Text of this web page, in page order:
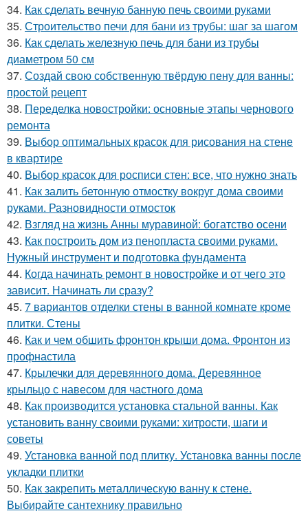
34. Как сделать вечную банную печь своими руками
35. Строительство печи для бани из трубы: шаг за шагом
36. Как сделать железную печь для бани из трубы
диаметром 50 см
37. Создай свою собственную твёрдую пену для ванны:
простой рецепт
38. Переделка новостройки: основные этапы чернового
ремонта
39. Выбор оптимальных красок для рисования на стене
в квартире
40. Выбор красок для росписи стен: все, что нужно знать
41. Как залить бетонную отмостку вокруг дома своими
руками. Разновидности отмосток
42. Взгляд на жизнь Анны муравиной: богатство осени
43. Как построить дом из пенопласта своими руками.
Нужный инструмент и подготовка фундамента
44. Когда начинать ремонт в новостройке и от чего это
зависит. Начинать ли сразу?
45. 7 вариантов отделки стены в ванной комнате кроме
плитки. Стены
46. Как и чем обшить фронтон крыши дома. Фронтон из
профнастила
47. Крылечки для деревянного дома. Деревянное
крыльцо с навесом для частного дома
48. Как производится установка стальной ванны. Как
установить ванну своими руками: хитрости, шаги и
советы
49. Установка ванной под плитку. Установка ванны после
укладки плитки
50. Как закрепить металлическую ванну к стене.
Выбирайте сантехнику правильно